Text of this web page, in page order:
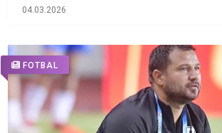
04.03.2026
FOTBAL